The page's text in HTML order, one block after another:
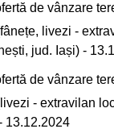
de vânzare
livezi -
jud. Iași) -
de vânzare
- extravilan
13.12.2024